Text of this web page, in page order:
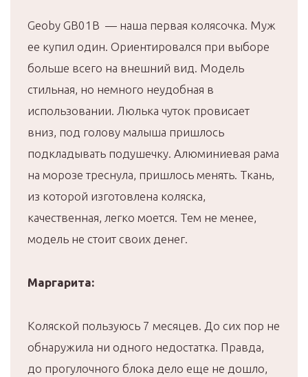
Geoby GB01B — наша первая колясочка. Муж
ее купил один. Ориентировался при выборе
больше всего на внешний вид. Модель
стильная, но немного неудобная в
использовании. Люлька чуток провисает
вниз, под голову малыша пришлось
подкладывать подушечку. Алюминиевая рама
на морозе треснула, пришлось менять. Ткань,
из которой изготовлена коляска,
качественная, легко моется. Тем не менее,
модель не стоит своих денег.
Маргарита:
Коляской пользуюсь 7 месяцев. До сих пор не
обнаружила ни одного недостатка. Правда,
до прогулочного блока дело еще не дошло,